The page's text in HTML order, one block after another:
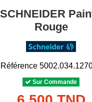
Rouge
Référence
Sur Commande